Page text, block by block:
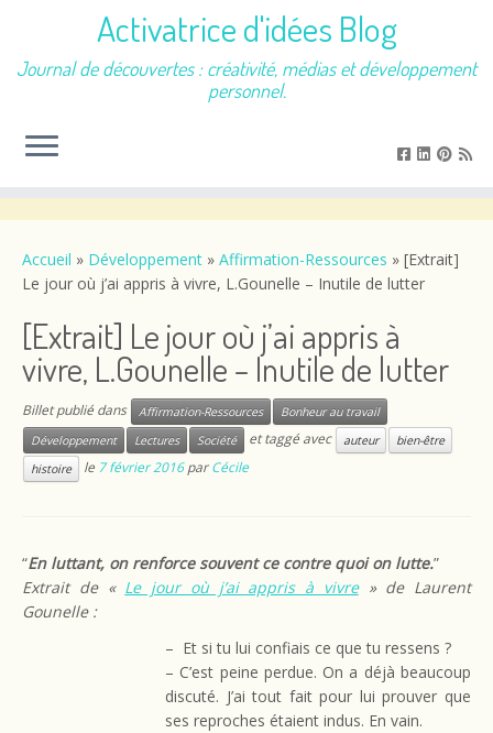
contenu
Activatrice d'idées Blog
Journal de découvertes : créativité, médias et développement
personnel.
Accueil » Développement » Affirmation-Ressources » [Extrait]
Le jour où j’ai appris à vivre, L.Gounelle – Inutile de lutter
[Extrait] Le jour où j’ai appris à
vivre, L.Gounelle – Inutile de lutter
Billet publié dans Affirmation-Ressources
Bonheur au travail
Développement
Lectures Société et taggé avec auteur
bien-être
histoire
le 7 février 2016 parCécile
“En luttant, on renforce souvent ce contre quoi on lutte.”
Extrait de « Le jour où j’ai appris à vivre» de Laurent
Gounelle :
– Et si tu lui confiais ce que tu ressens ?
– C’est peine perdue. On a déjà beaucoup
discuté. J’ai tout fait pour lui prouver que
ses reproches étaient indus. En vain.